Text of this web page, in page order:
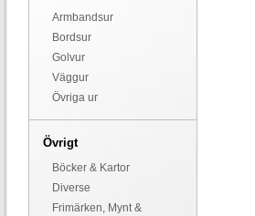
Armbandsur
Bordsur
Golvur
Väggur
Övriga ur
Övrigt
Böcker & Kartor
Diverse
Frimärken, Mynt &